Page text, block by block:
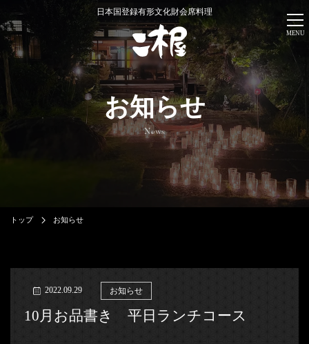
MENU
日本国登録有形文化財会席料理
お知らせ
News
トップ お知らせ
2022.09.29 お知らせ
10月お品書き 平日ランチコース